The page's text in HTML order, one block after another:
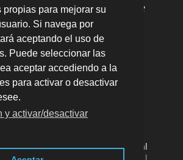
propias para mejorar su
Si navega por
aceptando el uso de
Puede seleccionar las
aceptar accediendo a la
para activar o desactivar
y activar/desactivar
a la vez. La instalación fue
perfecto."por Olga Suances
M. valoración10/10
Enviar opinión
EL TEULAR. AVDA. DEL
SUECA (VALENCIA) ·Aviso legal